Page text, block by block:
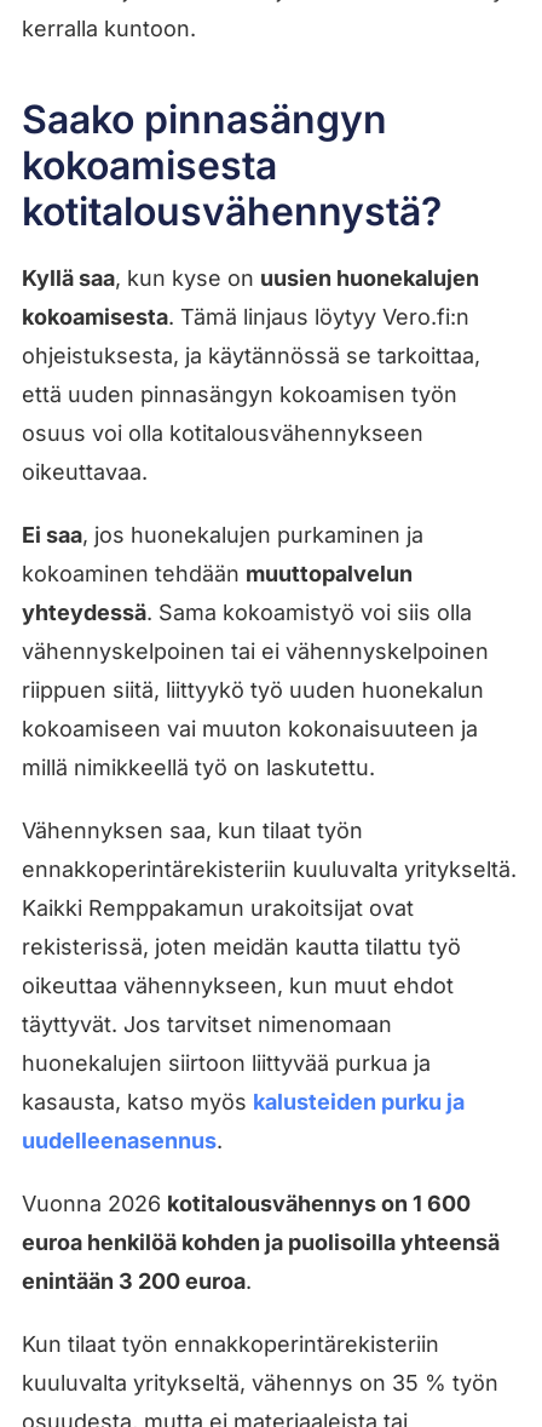
kerralla kuntoon.
Saako pinnasängyn
kokoamisesta
kotitalousvähennystä?
Kyllä saa, kun kyse on uusien huonekalujen
kokoamisesta. Tämä linjaus löytyy Vero.fi:n
ohjeistuksesta, ja käytännössä se tarkoittaa,
että uuden pinnasängyn kokoamisen työn
osuus voi olla kotitalousvähennykseen
oikeuttavaa.
Ei saa, jos huonekalujen purkaminen ja
kokoaminen tehdään muuttopalvelun
yhteydessä. Sama kokoamistyö voi siis olla
vähennyskelpoinen tai ei vähennyskelpoinen
riippuen siitä, liittyykö työ uuden huonekalun
kokoamiseen vai muuton kokonaisuuteen ja
millä nimikkeellä työ on laskutettu.
Vähennyksen saa, kun tilaat työn
ennakkoperintärekisteriin kuuluvalta yritykseltä.
Kaikki Remppakamun urakoitsijat ovat
rekisterissä, joten meidän kautta tilattu työ
oikeuttaa vähennykseen, kun muut ehdot
täyttyvät. Jos tarvitset nimenomaan
huonekalujen siirtoon liittyvää purkua ja
kasausta, katso myös kalusteiden purku ja
uudelleenasennus.
Vuonna 2026 kotitalousvähennys on 1 600
euroa henkilöä kohden ja puolisoilla yhteensä
enintään 3 200 euroa.
Kun tilaat työn ennakkoperintärekisteriin
kuuluvalta yritykseltä, vähennys on 35 % työn
osuudesta, mutta ei materiaaleista tai